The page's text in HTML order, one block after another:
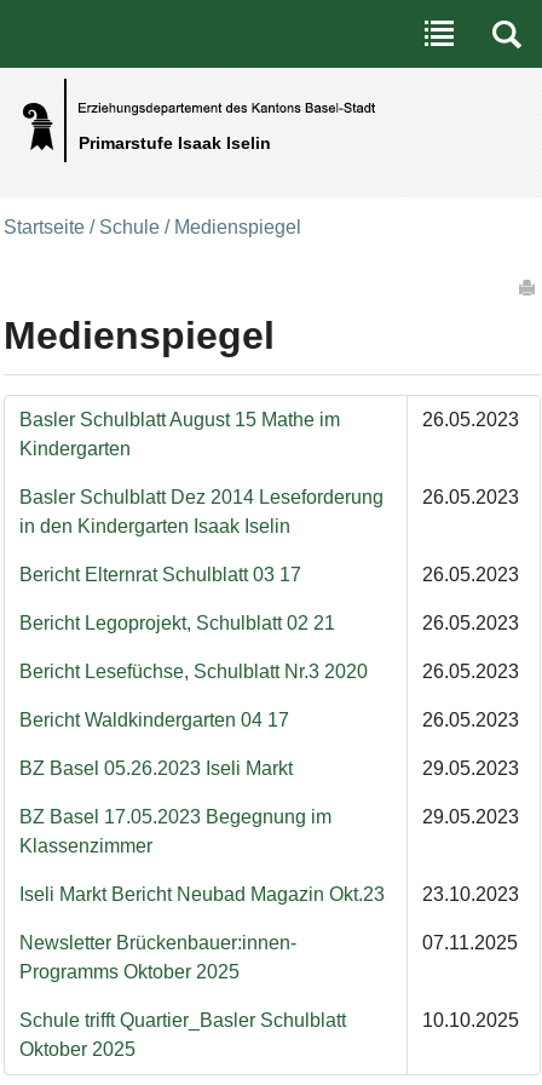
Primarstufe Isaak Iselin
Benutzerspezifische Werkzeuge
Direkt zum Inhalt|Direkt zur Navigation
Startseite / Schule / Medienspiegel
Medienspiegel
Basler Schulblatt August 15 Mathe im
Kindergarten
26.05.2023
Basler Schulblatt Dez 2014 Leseforderung
in den Kindergarten Isaak Iselin
26.05.2023
Bericht Elternrat Schulblatt 03 17 26.05.2023
Bericht Legoprojekt, Schulblatt 02 21 26.05.2023
Bericht Lesefüchse, Schulblatt Nr.3 2020 26.05.2023
Bericht Waldkindergarten 04 17 26.05.2023
BZ Basel 05.26.2023 Iseli Markt 29.05.2023
BZ Basel 17.05.2023 Begegnung im
Klassenzimmer
29.05.2023
Iseli Markt Bericht Neubad Magazin Okt.23 23.10.2023
Newsletter Brückenbauer:innen-
Programms Oktober 2025
07.11.2025
Schule trifft Quartier_Basler Schulblatt
Oktober 2025
10.10.2025